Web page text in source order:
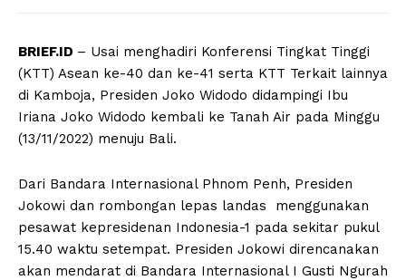
BRIEF.ID – Usai menghadiri Konferensi Tingkat Tinggi
(KTT) Asean ke-40 dan ke-41 serta KTT Terkait lainnya
di Kamboja, Presiden Joko Widodo didampingi Ibu
Iriana Joko Widodo kembali ke Tanah Air pada Minggu
(13/11/2022) menuju Bali.
Dari Bandara Internasional Phnom Penh, Presiden
Jokowi dan rombongan lepas landas menggunakan
pesawat kepresidenan Indonesia-1 pada sekitar pukul
15.40 waktu setempat. Presiden Jokowi direncanakan
akan mendarat di Bandara Internasional I Gusti Ngurah